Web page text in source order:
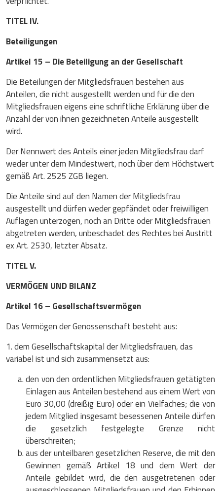
TITEL IV.
Beteiligungen
Artikel 15 – Die Beteiligung an der Gesellschaft
Die Beteilungen der Mitgliedsfrauen bestehen aus
Anteilen, die nicht ausgestellt werden und für die den
Mitgliedsfrauen eigens eine schriftliche Erklärung über die
Anzahl der von ihnen gezeichneten Anteile ausgestellt
wird.
Der Nennwert des Anteils einer jeden Mitgliedsfrau darf
weder unter dem Mindestwert, noch über dem Höchstwert
gemäß Art. 2525 ZGB liegen.
Die Anteile sind auf den Namen der Mitgliedsfrau
ausgestellt und dürfen weder gepfändet oder freiwilligen
Auflagen unterzogen, noch an Dritte oder Mitgliedsfrauen
abgetreten werden, unbeschadet des Rechtes bei Austritt
ex Art. 2530, letzter Absatz.
TITEL V.
VERMÖGEN UND BILANZ
Artikel 16 – Gesellschaftsvermögen
Das Vermögen der Genossenschaft besteht aus:
1. dem Gesellschaftskapital der Mitgliedsfrauen, das
variabel ist und sich zusammensetzt aus:
den von den ordentlichen Mitgliedsfrauen getätigten
Einlagen aus Anteilen bestehend aus einem Wert von
Euro 30,00 (dreißig Euro) oder ein Vielfaches; die von
jedem Mitglied insgesamt besessenen Anteile dürfen
die gesetzlich festgelegte Grenze nicht
überschreiten;
aus der unteilbaren gesetzlichen Reserve, die mit den
Gewinnen gemäß Artikel 18 und dem Wert der
Anteile gebildet wird, die den ausgetretenen oder